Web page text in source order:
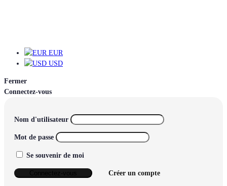
EUR
USD
Fermer
Connectez-vous
Nom d'utilisateur
Mot de passe
Se souvenir de moi
Créer un compte